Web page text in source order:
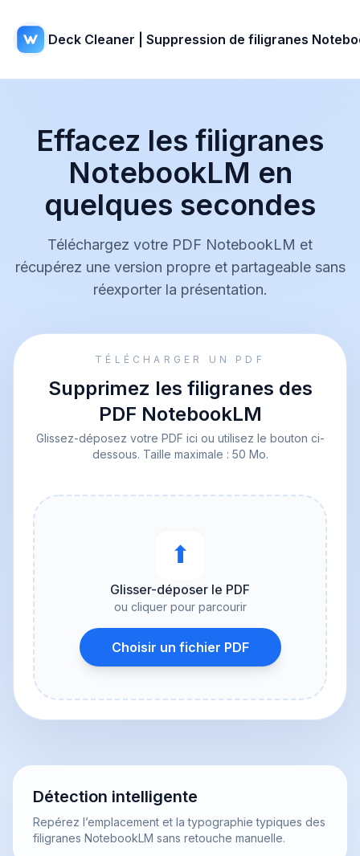
Deck Cleaner | Suppression de filigranes
Effacez les filigranes
NotebookLM en
quelques secondes
Téléchargez votre PDF NotebookLM et
récupérez une version propre et partageable sans
réexporter la présentation.
TÉLÉCHARGER UN PDF
Supprimez les filigranes des
PDF NotebookLM
Glissez-déposez votre PDF ici ou utilisez le bouton ci-
dessous. Taille maximale : 50 Mo.
⬆︎
Glisser-déposer le PDF
ou cliquer pour parcourir
Choisir un fichier PDF
Détection intelligente
Repérez l’emplacement et la typographie typiques des
filigranes NotebookLM sans retouche manuelle.